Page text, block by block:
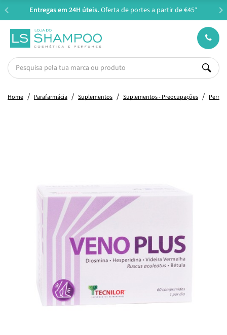
Entregas em 24H úteis. Oferta de portes a partir de €45*
Home Parafarmácia Suplementos Suplementos - Preocupações